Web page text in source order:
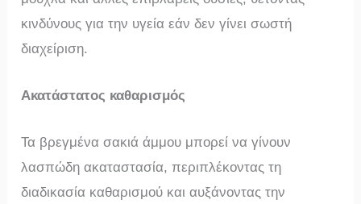
κινδύνους για την υγεία εάν δεν γίνει σωστή
διαχείριση.
Ακατάστατος καθαρισμός
Τα βρεγμένα σακιά άμμου μπορεί να γίνουν
λασπώδη ακαταστασία, περιπλέκοντας τη
διαδικασία καθαρισμού και αυξάνοντας την